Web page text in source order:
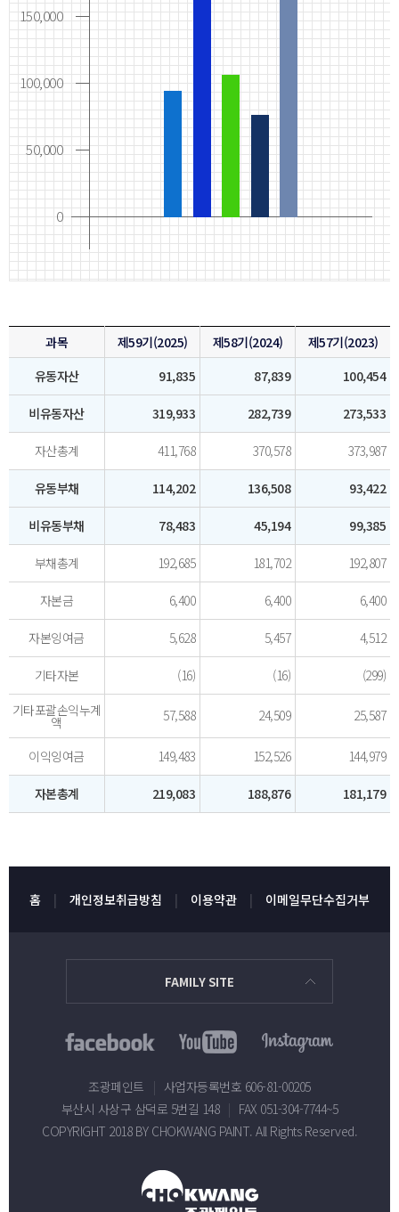
150,000
100,000
50,000
0
과목 제59기(2025) 제58기(2024)
제57기(2023)
유동자산
91,835 87,839 100,454
비유동자산 319,933 282,739 273,533
자산총계 411,768 370,578 373,987
유동부채 114,202 136,508 93,422
비유동부채 78,483 45,194 99,385
부채총계 192,685 181,702 192,807
자본금 6,400 6,400 6,400
자본잉여금 5,628 5,457 4,512
기타자본 (16) (16)
(299)
기타포괄손익누계
액 57,588 24,509 25,587
이익잉여금 149,483 152,526 144,979
자본총계 219,083 188,876 181,179
홈 개인정보취급방침 이용약관 이메일무단수집거부
FAMILY SITE
조광페인트 | 사업자등록번호 606-81-00205
부산시 사상구 삼덕로 5번길 148 | FAX 051-304-7744~5
COPYRIGHT 2018 BY CHOKWANG PAINT. All Rights Reserved.